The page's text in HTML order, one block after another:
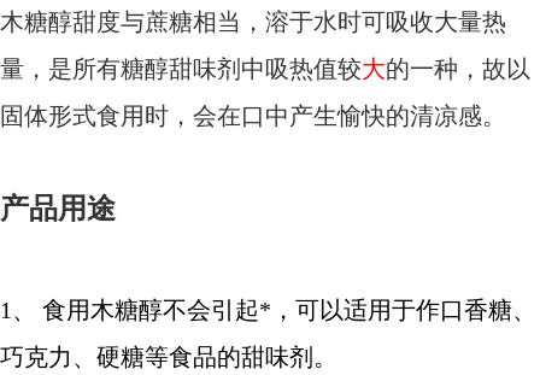
木糖醇甜度与蔗糖相当，溶于水时可吸收大量热
量，是所有糖醇甜味剂中吸热值较大的一种，故以
固体形式食用时，会在口中产生愉快的清凉感。
产品用途
1、 食用木糖醇不会引起*，可以适用于作口香糖、
巧克力、硬糖等食品的甜味剂。